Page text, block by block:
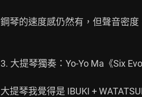
鋼琴的速度感仍然有，但聲音密
3. 大提琴獨奏：Yo-Yo Ma《Six
大提琴我覺得是 IBUKI +